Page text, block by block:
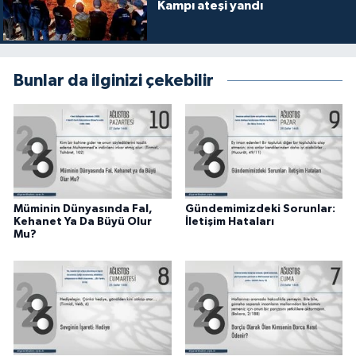
Kampı ateşi yandı
Bunlar da ilginizi çekebilir
Müminin Dünyasında Fal,
Kehanet Ya Da Büyü Olur
Mu?
Gündemimizdeki Sorunlar:
İletişim Hataları
Gümüşhane Müftülüğü
Iğdır Müftülüğü
Isparta Müftülüğü
İstanbul Müftülüğü
Kahramanmaraş Müftülüğü
Karabük Müftülüğü